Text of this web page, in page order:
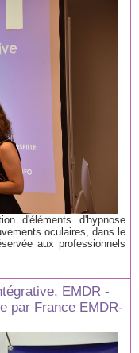
d'éléments d'hypnose
oculaires, dans le
aux professionnels
EMDR -
par France EMDR-